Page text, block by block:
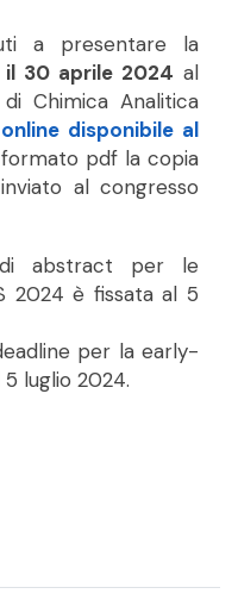
a presentare la
30 aprile 2024 al
Chimica Analitica
disponibile al
pdf la copia
al congresso
di abstract per le
2024 è fissata al 5
per la early-
luglio 2024.